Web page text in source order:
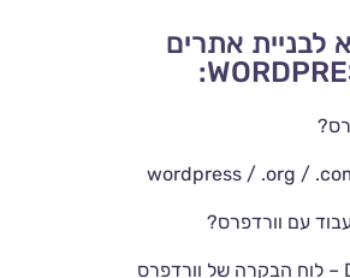
לבניית אתרים